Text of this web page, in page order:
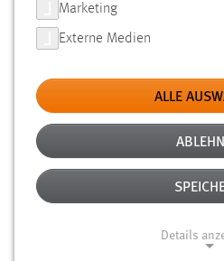
FILTER
Typ
Erstellungsdatum
Alter
Marketing
Externe Medien
ALLE
Details